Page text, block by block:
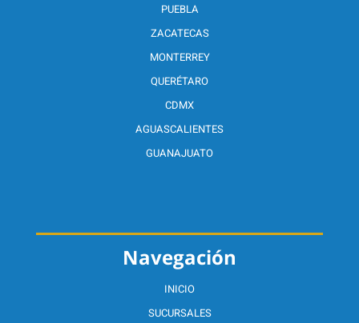
Navegación
INICIO
SUCURSALES
PUEBLA
ZACATECAS
MONTERREY
QUERÉTARO
CDMX
AGUASCALIENTES
GUANAJUATO